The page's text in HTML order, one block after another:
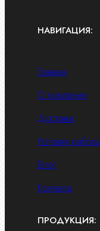
НАВИГАЦИЯ:
Главная
О компании
Доставка
Условия работы
Блог
Контакты
ПРОДУКЦИЯ: